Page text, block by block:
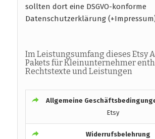
sollten dort eine DSGVO-konforme
Datenschutzerklärung
Im Leistungsumfang dieses Etsy
Pakets für Kleinunternehmer
Rechtstexte und Leistungen
Allgemeine
Etsy
Widerrufsbelehrung